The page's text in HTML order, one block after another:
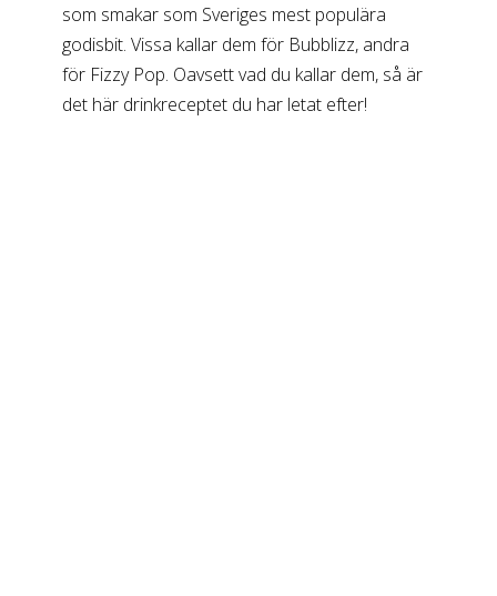
som smakar som Sveriges mest populära
godisbit. Vissa kallar dem för Bubblizz, andra
för Fizzy Pop. Oavsett vad du kallar dem, så är
det här drinkreceptet du har letat efter!